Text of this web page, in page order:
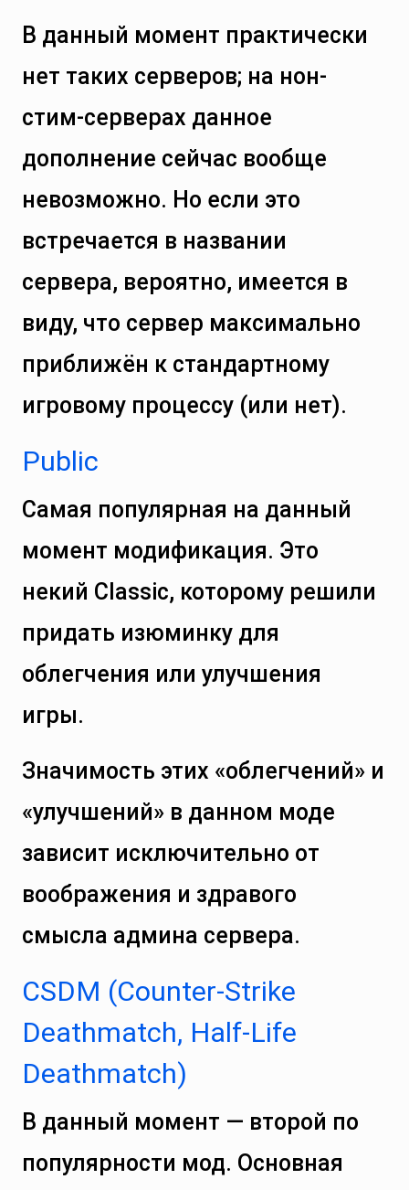
В данный момент практически
нет таких серверов; на нон-
стим-серверах данное
дополнение сейчас вообще
невозможно. Но если это
встречается в названии
сервера, вероятно, имеется в
виду, что сервер максимально
приближён к стандартному
игровому процессу (или нет).
Public
Самая популярная на данный
момент модификация. Это
некий Classic, которому решили
придать изюминку для
облегчения или улучшения
игры.
Значимость этих «облегчений» и
«улучшений» в данном моде
зависит исключительно от
воображения и здравого
смысла админа сервера.
CSDM (Counter-Strike
Deathmatch, Half-Life
Deathmatch)
В данный момент — второй по
популярности мод. Основная